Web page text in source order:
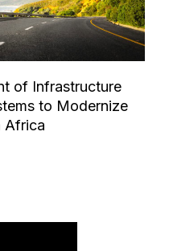
of Infrastructure
to Modernize
Africa